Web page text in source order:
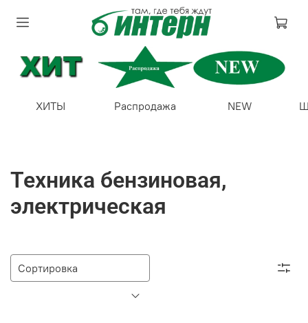
ХИТЫ Распродажа NEW
Техника бензиновая,
электрическая